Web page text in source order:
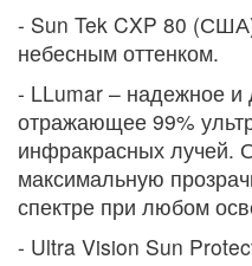
- Sun Tek CXP 80
небесным оттенком.
- LLumar – надежное и
отражающее 99%
инфракрасных лучей.
максимальную
спектре при любом
- Ultra Vision Sun